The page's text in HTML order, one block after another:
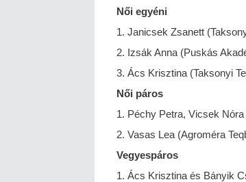
Női egyéni
1. Janicsek Zsanett
2. Izsák Anna (Puskás
3. Ács Krisztina (Taksonyi
Női páros
1. Péchy Petra, Vicsek
2. Vasas Lea (Agroméra
Vegyespáros
1. Ács Krisztina és Bányik